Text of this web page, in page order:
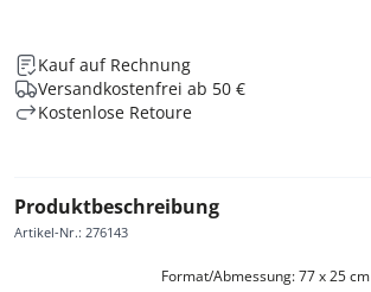
Kauf auf Rechnung
Versandkostenfrei ab 50 €
Kostenlose Retoure
Produktbeschreibung
Artikel-Nr.: 276143
Format/Abmessung: 77 x 25 cm